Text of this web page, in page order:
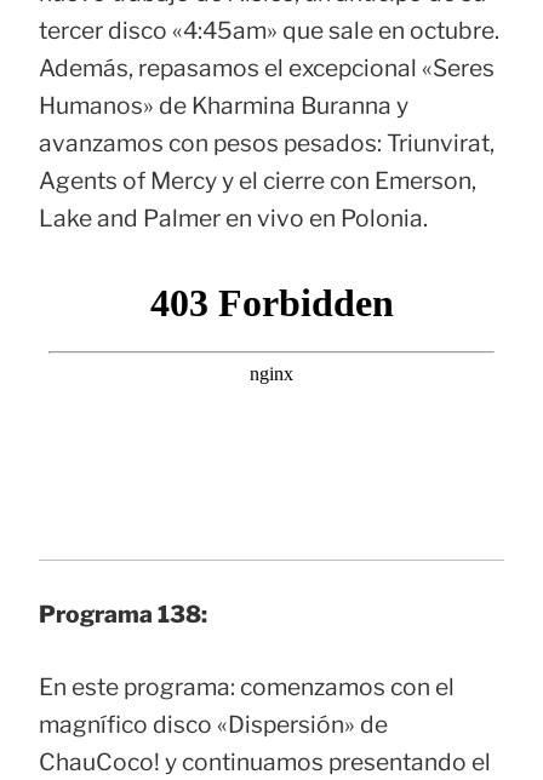
tercer disco «4:45am» que sale en octubre.
Además, repasamos el excepcional «Seres
Humanos» de Kharmina Buranna y
avanzamos con pesos pesados: Triunvirat,
Agents of Mercy y el cierre con Emerson,
Lake and Palmer en vivo en Polonia.
Programa 138:
En este programa: comenzamos con el
magnífico disco «Dispersión» de
ChauCoco! y continuamos presentando el